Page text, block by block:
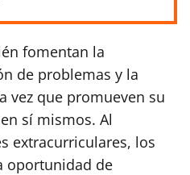
fomentan la
de problemas y la
vez que promueven su
sí mismos. Al
extracurriculares, los
oportunidad de